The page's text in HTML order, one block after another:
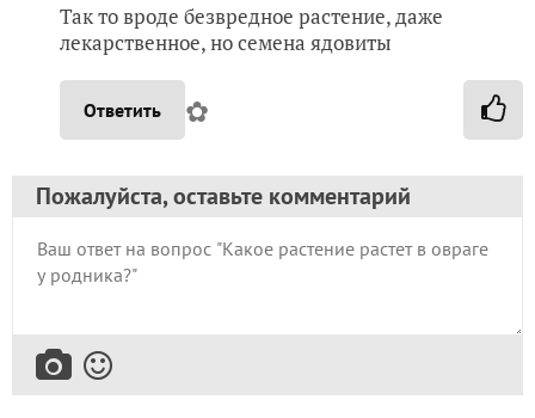
Так то вроде безвредное растение, даже
лекарственное, но семена ядовиты
Ответить ✿
Пожалуйста, оставьте комментарий